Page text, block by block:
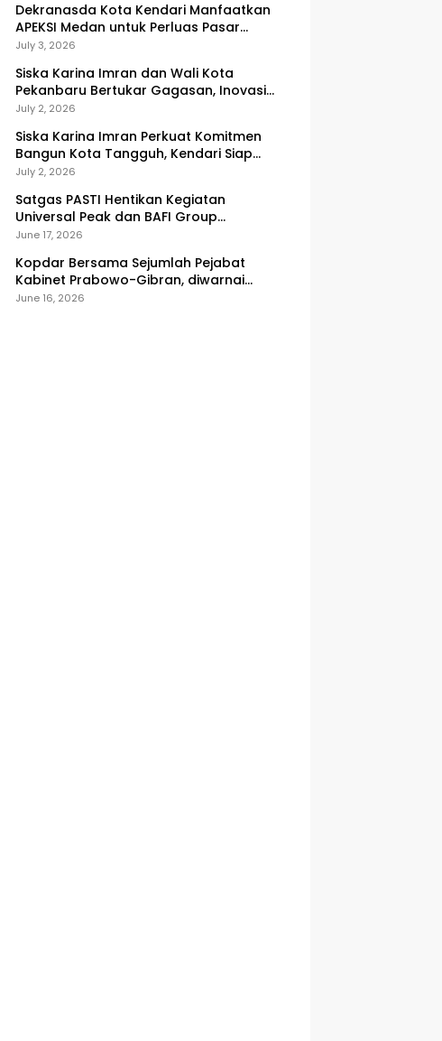
Dekranasda Kota Kendari Manfaatkan
APEKSI Medan untuk Perluas Pasar
UMKM, Tenun Lokal Jadi Primadona
July 3, 2026
Siska Karina Imran dan Wali Kota
Pekanbaru Bertukar Gagasan, Inovasi
Peningkatan PAD Jadi Fokus Diskusi
July 2, 2026
Siska Karina Imran Perkuat Komitmen
Bangun Kota Tangguh, Kendari Siap
Hadapi Tantangan Pangan dan
July 2, 2026
Satgas PASTI Hentikan Kegiatan
Universal Peak dan BAFI Group
Indonesia
June 17, 2026
Kopdar Bersama Sejumlah Pejabat
Kabinet Prabowo-Gibran, diwarnai
Kericuhan
June 16, 2026